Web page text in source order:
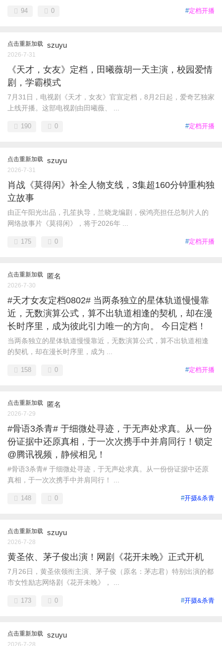
#定档开播
94 0
点击重新加载 szuyu
2026-7-31
《天才，女友》定档，田曦薇胡一天主演，校园爱情
剧，学霸模式
7月31日，电视剧《天才，女友》官宣定档，8月2日起，爱奇艺独家
上线开播。这部电视剧由田曦薇、 ...
#定档开播
190 0
点击重新加载 szuyu
2026-7-31
肖战《莫得闲》补全人物支线，3集超160分钟重构独
立故事
由正午阳光出品，孔笙执导，兰晓龙编剧，侯鸿亮担任总制片人的
网络故事片《莫得闲》，将于2026年 ...
#定档开播
175 0
点击重新加载 匿名
2026-7-30
#天才女友定档0802# 当两条独立的星体轨道慢慢靠
近，无数演算公式，算不出轨道相逢的契机，却在漫
长时序里，成为彼此引力唯一的方向。 今日定档！
当两条独立的星体轨道慢慢靠近，无数演算公式，算不出轨道相逢
的契机，却在漫长时序里，成为 ...
#定档开播
158 0
点击重新加载 匿名
2026-7-29
#骨语3杀青# 于细微处寻迹，于无声处求真。从一份
份证据中还原真相，于一次次携手中并肩同行！锁定
@腾讯视频，静候相见！
#骨语3杀青# 于细微处寻迹，于无声处求真。从一份份证据中还原
真相，于一次次携手中并肩同行！ ...
#开摄&杀青
148 0
点击重新加载 szuyu
2026-7-28
黄圣依、茅子俊出演！网剧《花开未晚》正式开机
7月26日，黄圣依领衔主演、茅子俊（原名：茅志君）特别出演的都
市女性励志网络剧《花开未晚》， ...
#开摄&杀青
173 0
点击重新加载 szuyu
2026-7-28